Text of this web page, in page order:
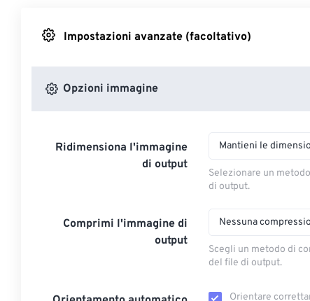
Impostazioni avanzate (facoltativo)
Opzioni immagine
Ridimensiona l'immagine
di output
Mantieni le
Selezionare un
di output.
Comprimi l'immagine di
output
Nessuna
Scegli un metodo di
del file di output.
Orientare